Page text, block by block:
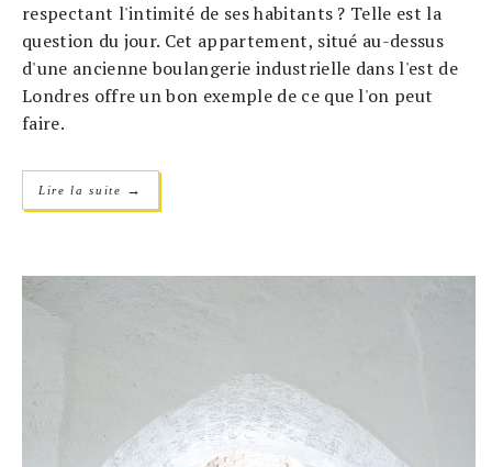
respectant l'intimité de ses habitants ? Telle est la
question du jour. Cet appartement, situé au-dessus
d'une ancienne boulangerie industrielle dans l'est de
Londres offre un bon exemple de ce que l'on peut
faire.
Lire la suite →